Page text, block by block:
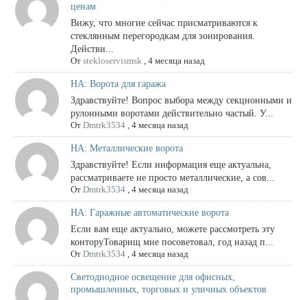
ценам
Вижу, что многие сейчас присматриваются к
стеклянным перегородкам для зонирования.
Действи...
От stekloservismsk, 4 месяца назад
НА: Ворота для гаража
Здравствуйте! Вопрос выбора между секционными и
рулонными воротами действительно частый. У...
От Dmtrk3534, 4 месяца назад
НА: Металлические ворота
Здравствуйте! Если информация еще актуальна,
рассматриваете не просто металлические, а сов...
От Dmtrk3534, 4 месяца назад
НА: Гаражные автоматические ворота
Если вам еще актуально, можете рассмотреть эту
конторуТоварищ мне посоветовал, год назад п...
От Dmtrk3534, 4 месяца назад
Светодиодное освещение для офисных,
промышленных, торговых и уличных объектов